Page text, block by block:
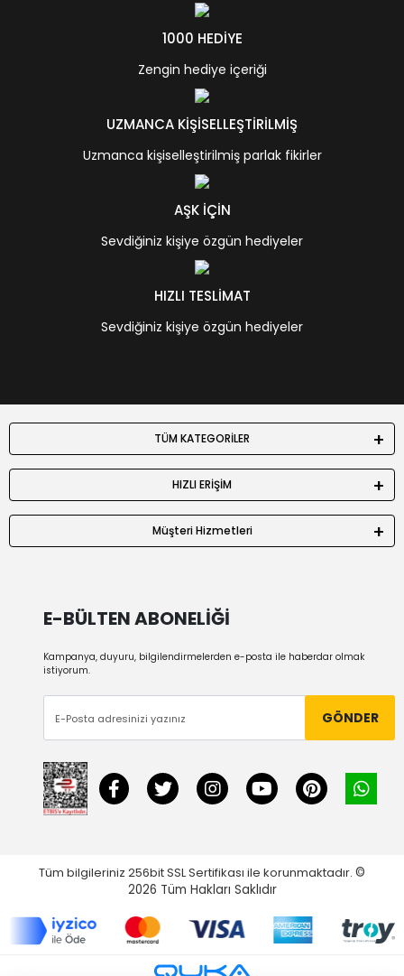
1000 HEDİYE
Zengin hediye içeriği
UZMANCA KİŞİSELLEŞTİRİLMİŞ
Uzmanca kişiselleştirilmiş parlak fikirler
AŞK İÇİN
Sevdiğiniz kişiye özgün hediyeler
HIZLI TESLİMAT
Sevdiğiniz kişiye özgün hediyeler
TÜM KATEGORİLER
HIZLI ERİŞİM
Müşteri Hizmetleri
E-BÜLTEN ABONELİĞİ
Kampanya, duyuru, bilgilendirmelerden e-posta ile haberdar olmak
istiyorum.
GÖNDER
Tüm bilgileriniz 256bit SSL Sertifikası ile korunmaktadır. ©
2026 Tüm Hakları Saklıdır